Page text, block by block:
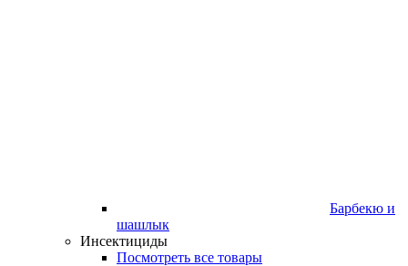
Барбекю и
шашлык
Инсектициды
Посмотреть все товары